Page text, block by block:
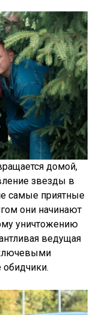
домой,
звезды в
самые приятные
они начинают
уничтожению
ведущая
обидчики.